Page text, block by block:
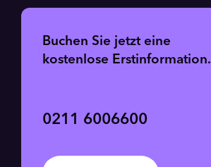
Buchen Sie jetzt eine
kostenlose Erstinformation.
0211 6006600